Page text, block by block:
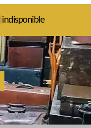
indisponible